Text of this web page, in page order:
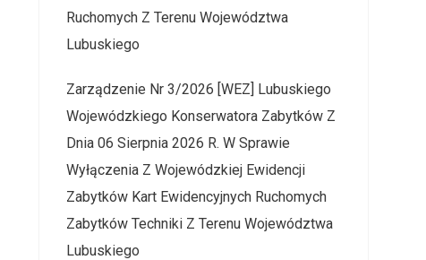
Ruchomych Z Terenu Województwa
Lubuskiego
Zarządzenie Nr 3/2026 [WEZ] Lubuskiego
Wojewódzkiego Konserwatora Zabytków Z
Dnia 06 Sierpnia 2026 R. W Sprawie
Wyłączenia Z Wojewódzkiej Ewidencji
Zabytków Kart Ewidencyjnych Ruchomych
Zabytków Techniki Z Terenu Województwa
Lubuskiego